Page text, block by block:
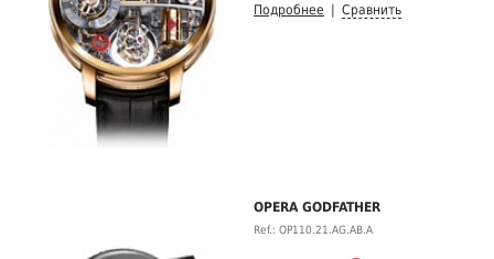
Подробнее Сравнить
OPERA GODFATHER
Ref.: OP110.21.AG.AB.A